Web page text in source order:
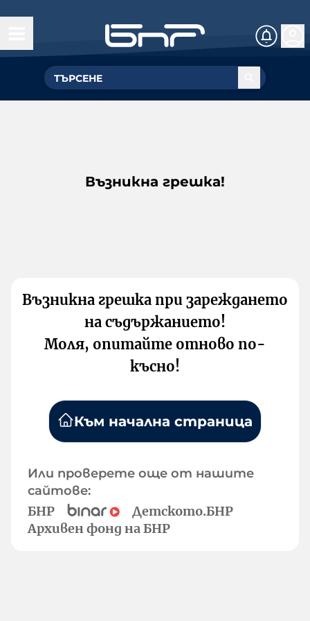
Възникна грешка!
Възникна грешка при зареждането
на съдържанието!
Моля, опитайте отново по-
късно!
Към начална страница
Или проверете още от нашите
сайтове:
БНР
Детското.БНР
Архивен фонд на БНР